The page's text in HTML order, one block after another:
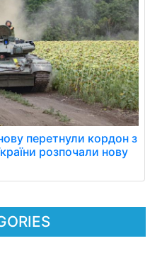
перетнули кордон з
розпочали нову